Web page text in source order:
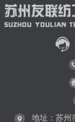
地址：苏州